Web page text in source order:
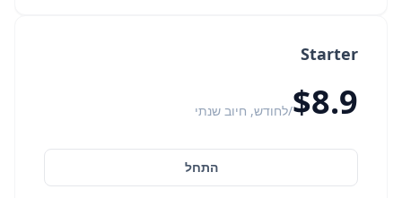
Starter
$8.9/לחודש, חיוב שנתי
התחל